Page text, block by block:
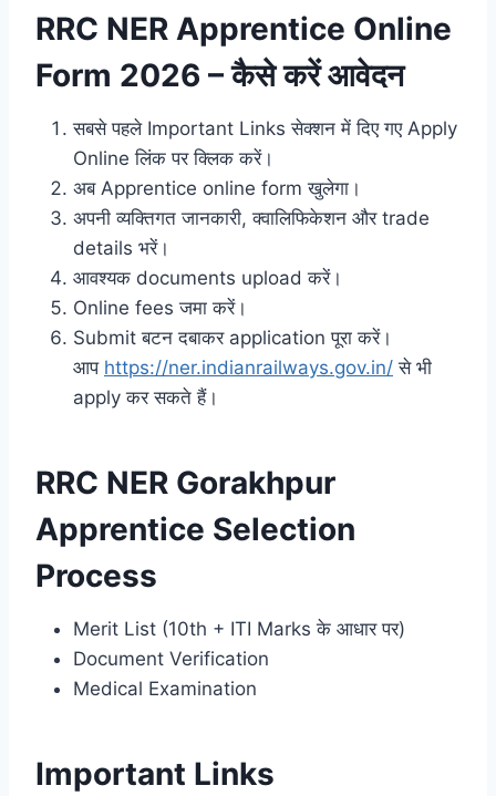
RRC NER Apprentice Online
Form 2026 – कैसे करें आवेदन
सबसे पहले Important Links सेक्शन में दिए गए Apply
Online लिंक पर क्लिक करें।
अब Apprentice online form खुलेगा।
अपनी व्यक्तिगत जानकारी, क्वालिफिकेशन और trade
details भरें।
आवश्यक documents upload करें।
Online fees जमा करें।
Submit बटन दबाकर application पूरा करें।
आप https://ner.indianrailways.gov.in/ से भी
apply कर सकते हैं।
RRC NER Gorakhpur
Apprentice Selection
Process
Merit List (10th + ITI Marks के आधार पर)
Document Verification
Medical Examination
Important Links